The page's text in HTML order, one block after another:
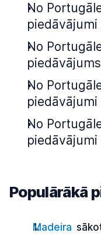
No
piedāvājumi
No
No
piedāvājumi
No
Populārākā
Madeira